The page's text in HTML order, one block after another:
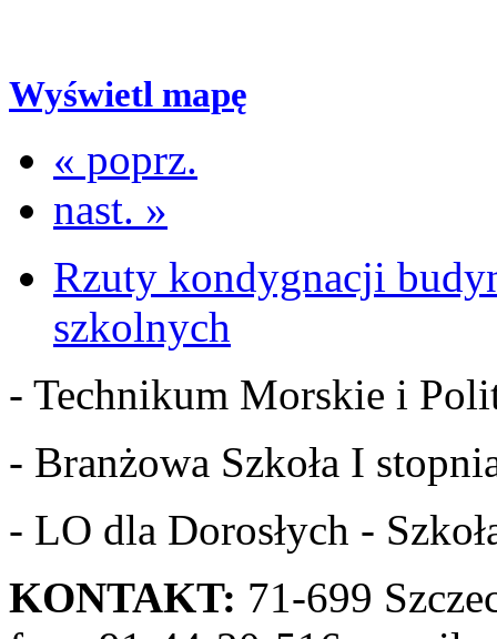
Wyświetl mapę
« poprz.
nast. »
Rzuty kondygnacji
szkolnych
- Technikum Morskie i
- Branżowa Szkoła I
- LO dla Dorosłych -
KONTAKT: 71-699